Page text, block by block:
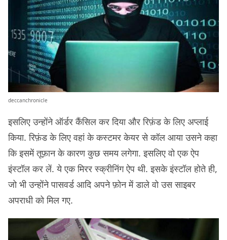
deccanchronicle
इसलिए उन्होंने ऑर्डर कैंसिल कर दिया और रिफ़ंड के लिए अप्लाई
किया. रिफ़ंड के लिए वहां के कस्टमर केयर से कॉल आया उसने कहा
कि इसमें तूफ़ान के कारण कुछ समय लगेगा. इसलिए वो एक ऐप
इंस्टॉल कर लें. ये एक मिरर स्क्रीनिंग ऐप थी. इसके इंस्टॉल होते ही,
जो भी उन्होंने पासवर्ड आदि अपने फ़ोन में डाले वो उस साइबर
अपराधी को मिल गए.